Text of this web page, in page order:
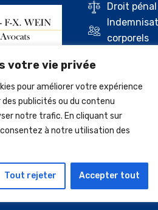
votre vie privée
pour améliorer votre expérience
publicités ou du contenu
notre trafic. En cliquant sur
à notre utilisation des
Tout rejeter Accepter tout
Droit pénal
corporels
Droit de
Droit
Droit de
locatif
Vente aux
©